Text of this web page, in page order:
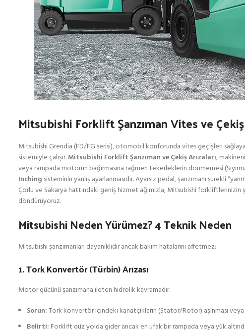
Mitsubishi Forklift Şanzıman Vites ve Çekiş
Mitsubishi Grendia (FD/FG serisi), otomobil konforunda vites geçişleri
sistemiyle çalışır.Mitsubishi Forklift Şanzıman ve Çekiş Arızaları;
veya rampada motorun bağırmasına rağmen tekerleklerin dönmemesi
Inching sisteminin yanlış ayarlanmasıdır. Ayarsız pedal, şanzımanı sürekli
Çorlu ve Sakarya hattındaki geniş hizmet ağımızla, Mitsubishi
döndürüyoruz.
Mitsubishi Neden Yürümez? 4 Teknik Neden
Mitsubishi şanzımanları dayanıklıdır ancak bakım hatalarını affetmez:
1. Tork Konvertör (Türbin) Arızası
Motor gücünü şanzımana ileten hidrolik kavramadır.
Sorun:Tork konvertör içindeki kanatçıkların (Stator/Rotor) aşınması
Belirti: Forklift düz yolda gider ancak en ufak bir rampada veya yük altında